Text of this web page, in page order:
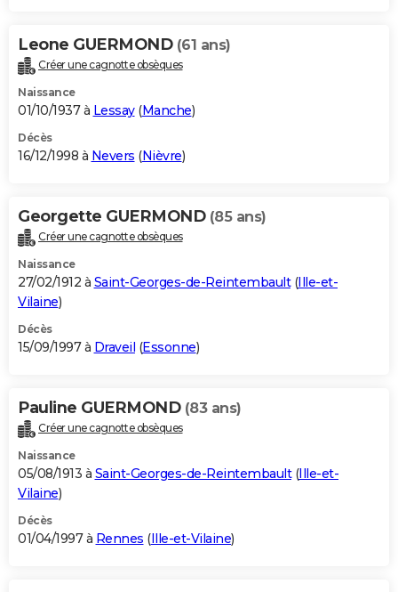
Leone GUERMOND (61 ans)
Créer une cagnotte obsèques
Naissance
01/10/1937 à Lessay(Manche)
Décès
16/12/1998 à Nevers (Nièvre)
Georgette GUERMOND (85 ans)
Créer une cagnotte obsèques
Naissance
27/02/1912 à Saint-Georges-de-Reintembault(Ille-et-
Vilaine)
Décès
15/09/1997 à Draveil (Essonne)
Pauline GUERMOND (83 ans)
Créer une cagnotte obsèques
Naissance
05/08/1913 à Saint-Georges-de-Reintembault(Ille-et-
Vilaine)
Décès
01/04/1997 à Rennes (Ille-et-Vilaine)